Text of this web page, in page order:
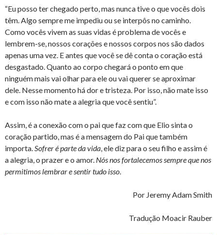
“Eu posso ter chegado perto, mas nunca tive o que vocês dois
têm. Algo sempre me impediu ou se interpôs no caminho.
Como vocês vivem as suas vidas é problema de vocês e
lembrem-se, nossos corações e nossos corpos nos são dados
apenas uma vez. E antes que você se dê conta o coração está
desgastado. Quanto ao corpo chegará o ponto em que
ninguém mais vai olhar para ele ou vai querer se aproximar
dele. Nesse momento há dor e tristeza. Por isso, não mate isso
e com isso não mate a alegria que você sentiu”.
Assim, é a conexão com o pai que faz com que Elio sinta o
coração partido, mas é a mensagem do Pai que também
importa.Sofrer é parte da vida, ele diz para o seu filho e assim é
a alegria, o prazer e o amor. Nós nos fortalecemos sempre que nos
permitimos lembrar e sentir tudo isso.
Por Jeremy Adam Smith
Tradução Moacir Rauber